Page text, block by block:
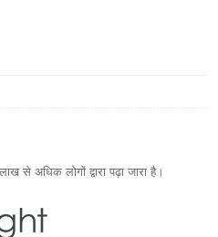
से अधिक लोगों द्वारा पढ़ा जारा है।